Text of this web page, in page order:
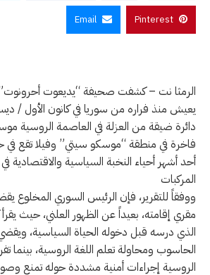
Pinterest
Email
الرمثا نت – كشفت صحيفة “يديعوت أحرونوت”
دائرة ضيقة من العزلة في العاصمة الروسية
فاخرة في منطقة “موسكو سيتي” وفيلا تقع في حي
أحد أشهر أحياء النخبة السياسية والاقتصادية
المركبات
ووفقاً للتقرير، فإن الرئيس السوري
مقري إقامته، بعيداً عن الظهور العلني، حيث
الذي درسه قبل دخوله الحياة السياسية،
الحاسوب ومحاولة تعلم اللغة الروسية،
الروسية إجراءات أمنية مشددة حوله تمنع